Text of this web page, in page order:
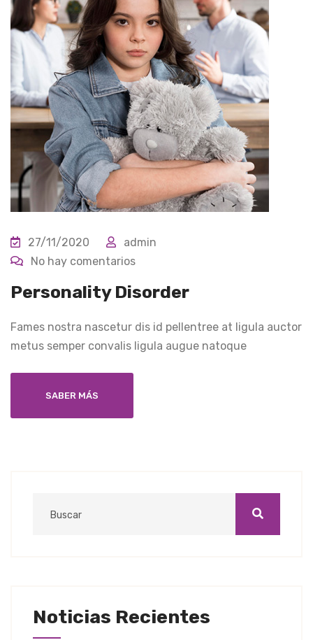
27/11/2020
admin
No hay comentarios
Personality Disorder
Fames nostra nascetur dis id pellentree at ligula auctor
metus semper convalis ligula augue natoque
SABER MÁS
Noticias Recientes